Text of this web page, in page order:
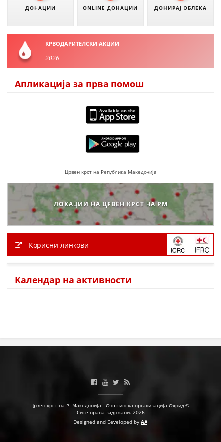
ФОРМУЛАРИ ЗА БАРАЊА
ЗДРАВСТВЕНО ПРЕВЕНТИВНА ДЕЈНОСТ
КРВОДАРИТЕЛСТВО
ИНФОРМАЦИИ ЗА БОЛЕСТИ
ЗА НАС
ДЕЈСТВУВАЊЕ
ЕДУКАТИВНО ИНФОРМАТИВНИ МАТЕРИЈАЛИ
ДОНАЦИИ ONLINE ДОНАЦИИ ДОНИРАЈ ОБЛЕКА
КРВОДАРИТЕЛСКИ АКЦИИ
2026
Апликација за прва помош
Црвен крст на Република Македонија
ЛОКАЦИИ НА ЦРВЕН КРСТ НА РМ
Корисни линкови
Календар на активности
Црвен крст на Р. Македонија - Општинска организација Охрид ©.
Сите права задржани. 2026
Designed and Developed by AA